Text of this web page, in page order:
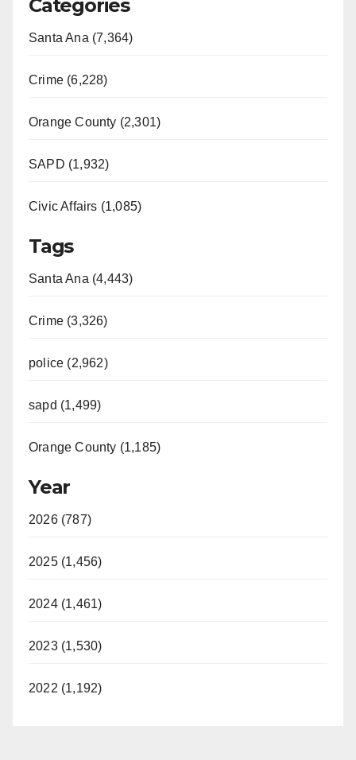
Categories
Santa Ana (7,364)
Crime (6,228)
Orange County (2,301)
SAPD (1,932)
Civic Affairs (1,085)
Tags
Santa Ana (4,443)
Crime (3,326)
police (2,962)
sapd (1,499)
Orange County (1,185)
Year
2026 (787)
2025 (1,456)
2024 (1,461)
2023 (1,530)
2022 (1,192)